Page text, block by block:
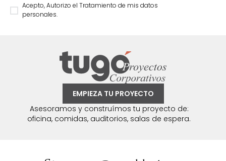
Acepto, Autorizo el Tratamiento de mis datos
personales.
EMPIEZA TU PROYECTO
Asesoramos y construímos tu proyecto de:
oficina, comidas, auditorios, salas de espera.